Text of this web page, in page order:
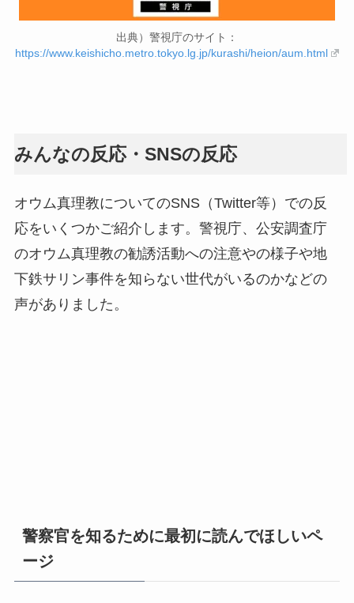
出典）警視庁のサイト：
https://www.keishicho.metro.tokyo.lg.jp/kurashi/heion/aum.html
みんなの反応・SNSの反応
オウム真理教についてのSNS（Twitter等）での反
応をいくつかご紹介します。警視庁、公安調査庁
のオウム真理教の勧誘活動への注意やの様子や地
下鉄サリン事件を知らない世代がいるのかなどの
声がありました。
警察官を知るために最初に読んでほしいペ
ージ